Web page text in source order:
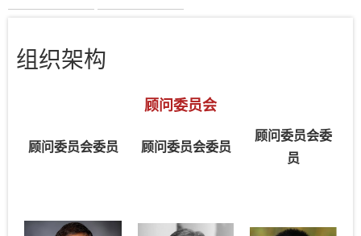
组织架构
顾问委员会
顾问委员会委员 顾问委员会委员
顾问委员会委
员